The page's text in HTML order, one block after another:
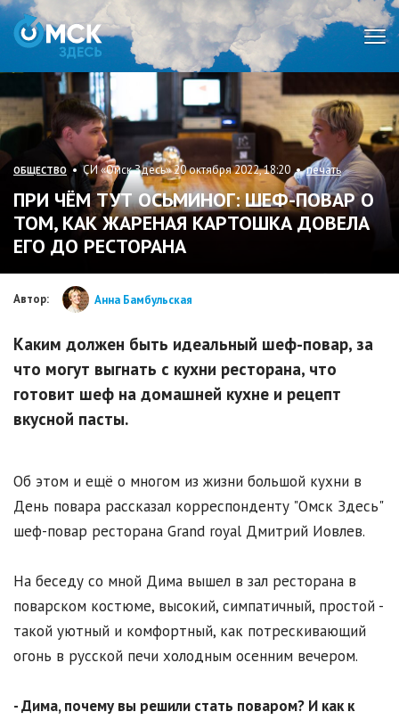
ОБЩЕСТВО • СИ «Омск Здесь» 20 октября 2022, 18:20 •печать
ПРИ ЧЁМ ТУТ ОСЬМИНОГ: ШЕФ-ПОВАР О
ТОМ, КАК ЖАРЕНАЯ КАРТОШКА ДОВЕЛА
ЕГО ДО РЕСТОРАНА
Автор: Анна Бамбульская
Каким должен быть идеальный шеф-повар, за
что могут выгнать с кухни ресторана, что
готовит шеф на домашней кухне и рецепт
вкусной пасты.
Об этом и ещё о многом из жизни большой кухни в
День повара рассказал корреспонденту "Омск Здесь"
шеф-повар ресторана Grand royal Дмитрий Иовлев.
На беседу со мной Дима вышел в зал ресторана в
поварском костюме, высокий, симпатичный, простой -
такой уютный и комфортный, как потрескивающий
огонь в русской печи холодным осенним вечером.
- Дима, почему вы решили стать поваром? И как к